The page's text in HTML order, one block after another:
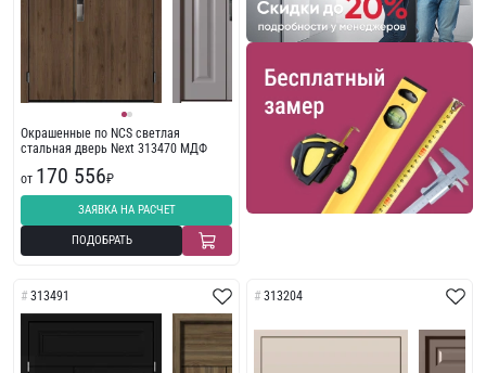
Окрашенные по NCS светлая
стальная дверь Next 313470 МДФ
от 170 556₽
ЗАЯВКА НА РАСЧЕТ
ПОДОБРАТЬ
313491 313204